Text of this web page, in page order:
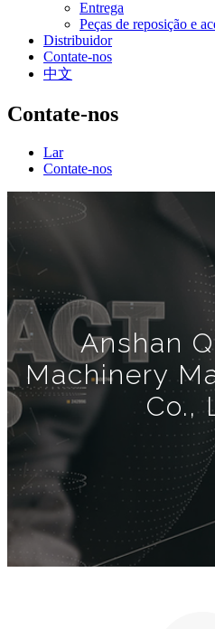
Entrega
Peças de reposição e
Distribuidor
Contate-nos
中文
Contate-nos
Lar
Contate-nos
Anshan
Machinery
Co.,